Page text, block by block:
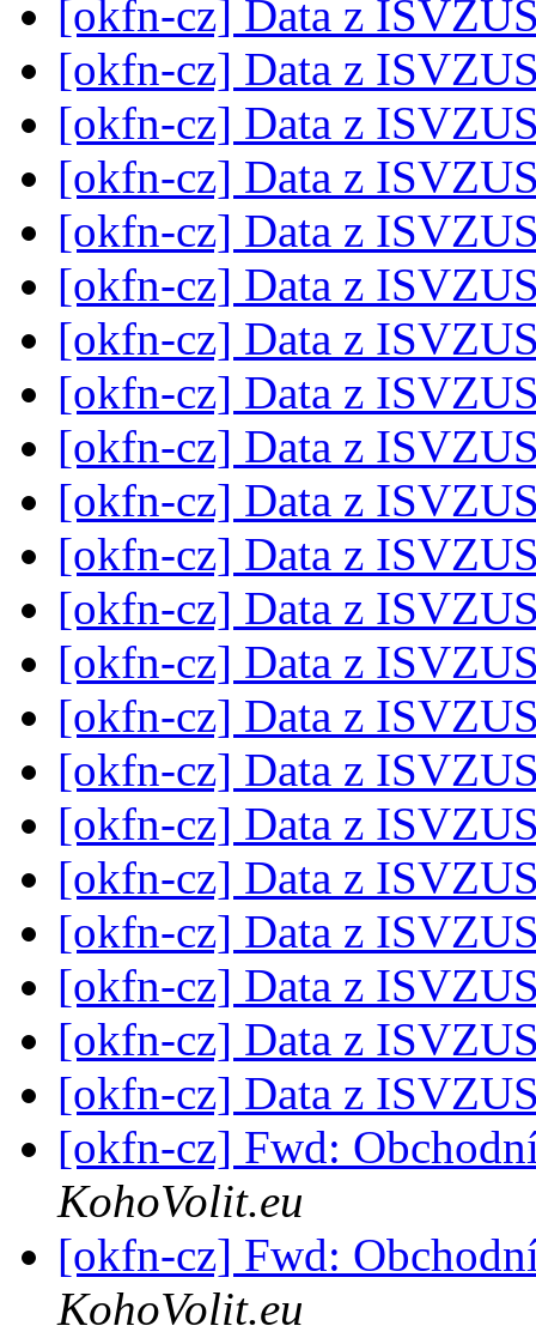
[okfn-cz] Data z
[okfn-cz] Data z
[okfn-cz] Data z
[okfn-cz] Data z
[okfn-cz] Data z
[okfn-cz] Data z
[okfn-cz] Data z
[okfn-cz] Data z
[okfn-cz] Data z
[okfn-cz] Data z
[okfn-cz] Data z
[okfn-cz] Data z
[okfn-cz] Data z
[okfn-cz] Data z
[okfn-cz] Data z
[okfn-cz] Data z
[okfn-cz] Data z
[okfn-cz] Data z
[okfn-cz] Data z
[okfn-cz] Data z
[okfn-cz] Data z
[okfn-cz] Fwd:
KohoVolit.eu
[okfn-cz] Fwd:
KohoVolit.eu